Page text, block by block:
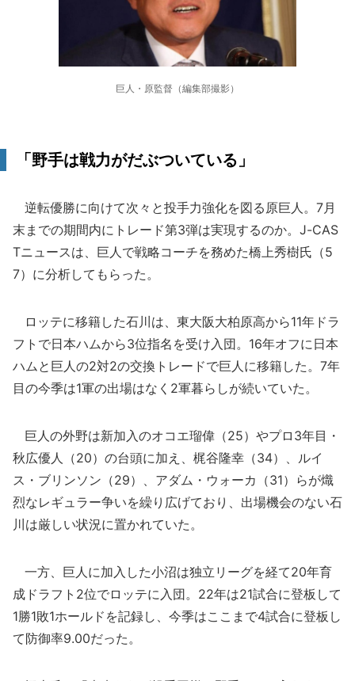
巨人・原監督（編集部撮影）
「野手は戦力がだぶついている」
逆転優勝に向けて次々と投手力強化を図る原巨人。7月
末までの期間内にトレード第3弾は実現するのか。J-CAS
Tニュースは、巨人で戦略コーチを務めた橋上秀樹氏（5
7）に分析してもらった。
ロッテに移籍した石川は、東大阪大柏原高から11年ドラ
フトで日本ハムから3位指名を受け入団。16年オフに日本
ハムと巨人の2対2の交換トレードで巨人に移籍した。7年
目の今季は1軍の出場はなく2軍暮らしが続いていた。
巨人の外野は新加入のオコエ瑠偉（25）やプロ3年目・
秋広優人（20）の台頭に加え、梶谷隆幸（34）、ルイ
ス・ブリンソン（29）、アダム・ウォーカ（31）らが熾
烈なレギュラー争いを繰り広げており、出場機会のない石
川は厳しい状況に置かれていた。
一方、巨人に加入した小沼は独立リーグを経て20年育
成ドラフト2位でロッテに入団。22年は21試合に登板して
1勝1敗1ホールドを記録し、今季はここまで4試合に登板し
て防御率9.00だった。